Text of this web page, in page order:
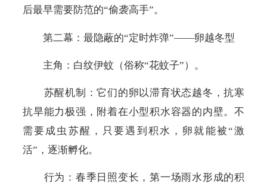
后最早需要防范的“偷袭高手”。
第二幕：最隐蔽的“定时炸弹”——卵越冬型
主角： 白纹伊蚊 （俗称“花蚊子”） 。
苏醒机制：它们的卵以滞育状态越冬，抗寒
抗旱能力极强，附着在小型积水容器的内壁。不
需要成虫苏醒，只要遇到积水，卵就能被“激
活”，逐渐孵化。
行为：春季日照变长，第一场雨水形成的积